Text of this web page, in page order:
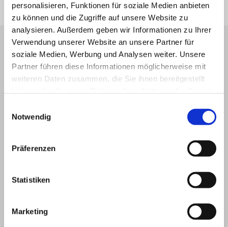
personalisieren, Funktionen für soziale Medien anbieten
zu können und die Zugriffe auf unsere Website zu
analysieren. Außerdem geben wir Informationen zu Ihrer
Verwendung unserer Website an unsere Partner für
soziale Medien, Werbung und Analysen weiter. Unsere
Partner führen diese Informationen möglicherweise mit
weiteren Daten zusammen, die Sie ihnen bereitgestellt
Notwendig
Präferenzen
Statistiken
Marketing
RECHTSGEBIETE
langjährigen Berufserfahrung eine
Interessenvertretung in den
Mietrecht